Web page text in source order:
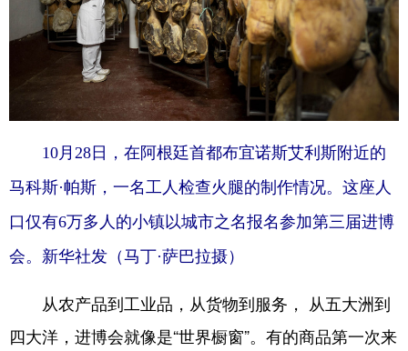
10月28日，在阿根廷首都布宜诺斯艾利斯附近的
马科斯·帕斯，一名工人检查火腿的制作情况。这座人
口仅有6万多人的小镇以城市之名报名参加第三届进博
会。新华社发（马丁·萨巴拉摄）
从农产品到工业品，从货物到服务， 从五大洲到
四大洋，进博会就像是“世界橱窗”。有的商品第一次来